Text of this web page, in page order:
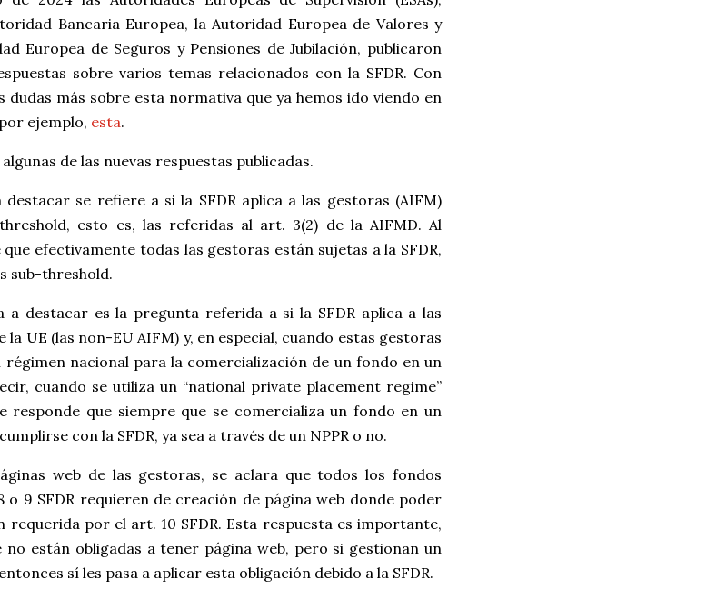
Bancaria Europea, la Autoridad Europea de Valores y
Europea de Seguros y Pensiones de Jubilación, publicaron
sobre varios temas relacionados con la SFDR. Con
dudas más sobre esta normativa que ya hemos ido viendo en
ejemplo, esta.
de las nuevas respuestas publicadas.
se refiere a si la SFDR aplica a las gestoras (AIFM)
esto es, las referidas al art. 3(2) de la AIFMD. Al
efectivamente todas las gestoras están sujetas a la SFDR,
sub-threshold.
a destacar es la pregunta referida a si la SFDR aplica a las
la UE (las non-EU AIFM) y, en especial, cuando estas gestoras
nacional para la comercialización de un fondo en un
cuando se utiliza un “national private placement regime”
responde que siempre que se comercializa un fondo en un
con la SFDR, ya sea a través de un NPPR o no.
web de las gestoras, se aclara que todos los fondos
o 9 SFDR requieren de creación de página web donde poder
requerida por el art. 10 SFDR. Esta respuesta es importante,
no están obligadas a tener página web, pero si gestionan un
sí les pasa a aplicar esta obligación debido a la SFDR.